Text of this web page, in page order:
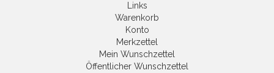
Links
Warenkorb
Konto
Merkzettel
Mein Wunschzettel
Öffentlicher Wunschzettel